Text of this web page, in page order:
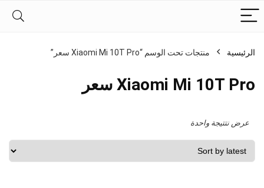
الرئيسية منتجات تحت الوسم “Xiaomi Mi 10T Pro سعر”
Xiaomi Mi 10T Pro سعر
عرض نتتيجة واحدة